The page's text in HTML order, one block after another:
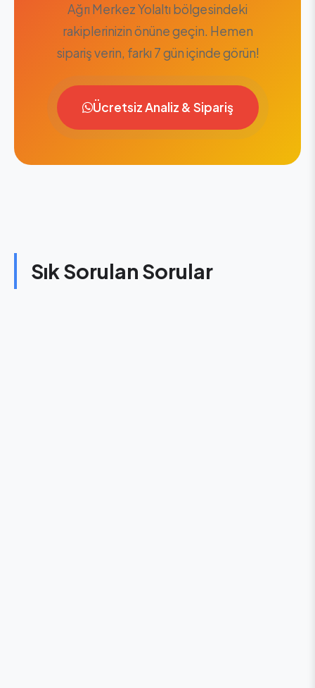
Ağrı Merkez Yolaltı bölgesindeki
rakiplerinizin önüne geçin. Hemen
sipariş verin, farkı 7 gün içinde görün!
Ücretsiz Analiz & Sipariş
Sık Sorulan Sorular